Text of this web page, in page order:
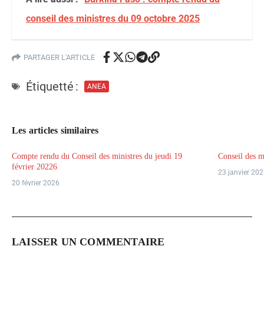
conseil des ministres du 09 octobre 2025
PARTAGER L'ARTICLE
Étiquetté : ANEA
Les articles similaires
Compte rendu du Conseil des ministres du jeudi 19
février 20226
20 février 2026
Conseil des
23 janvier
LAISSER UN COMMENTAIRE